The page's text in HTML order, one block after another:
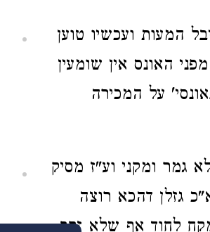
המעות ועכשיו טוען
האונס אין שומעין
על המכירה
גמר ומקני וע"ז מסיק
גזלן דהכא רוצה